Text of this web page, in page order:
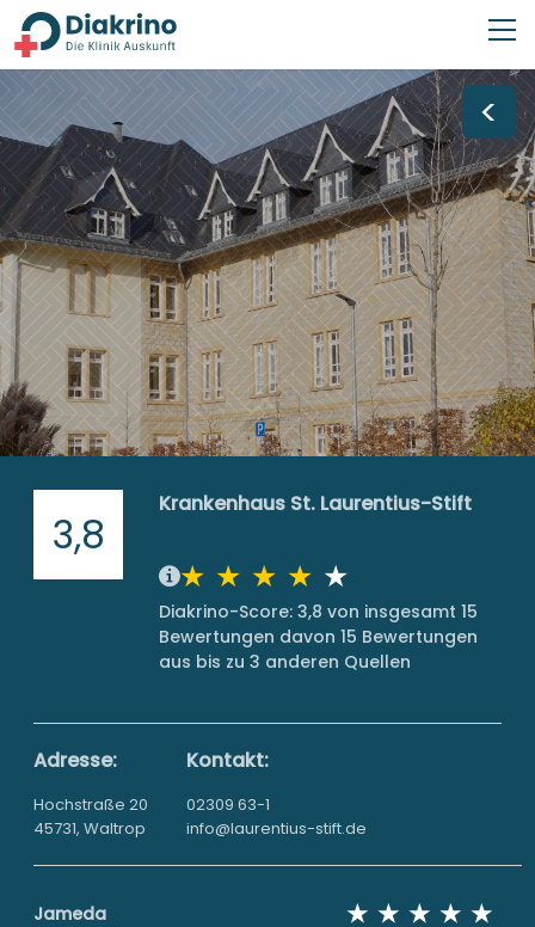
<
3,8
Krankenhaus St. Laurentius-Stift
Diakrino-Score: 3,8 von insgesamt 15
Bewertungen davon 15 Bewertungen
aus bis zu 3 anderen Quellen
Adresse:
Hochstraße 20
45731, Waltrop
Kontakt:
02309 63-1
info@laurentius-stift.de
Jameda